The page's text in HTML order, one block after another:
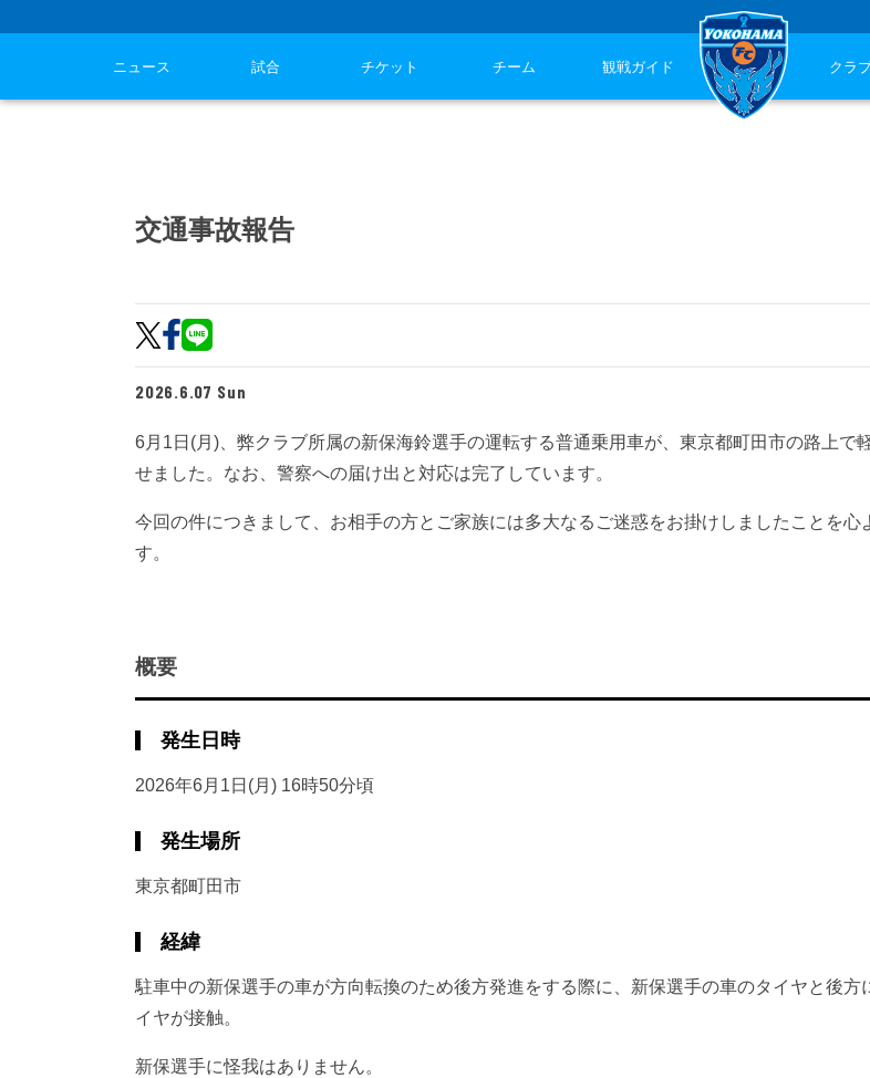
ニュース 試合 チケット チーム 観戦ガイド クラ
交通事故報告
2026.6.07 Sun
6月1日(月)、弊クラブ所属の新保海鈴選手の運転する普通乗用車が、東京都町田市の路上で
せました。なお、警察への届け出と対応は完了しています。
今回の件につきまして、お相手の方とご家族には多大なるご迷惑をお掛けしましたことを心
す。
概要
発生日時
2026年6月1日(月) 16時50分頃
発生場所
東京都町田市
経緯
駐車中の新保選手の車が方向転換のため後方発進をする際に、新保選手の車のタイヤと後方
イヤが接触。
新保選手に怪我はありません。